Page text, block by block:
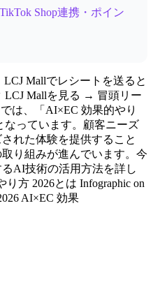
Shop連携・ポイン
Mallでレシートを送ると
LCJ Mallを見る → 冒頭リー
は、「AI×EC 効果的やり
なっています。顧客ニーズ
れた体験を提供すること
り組みが進んでいます。今
AI技術の活用方法を詳し
方 2026とは Infographic on
AI×EC 効果